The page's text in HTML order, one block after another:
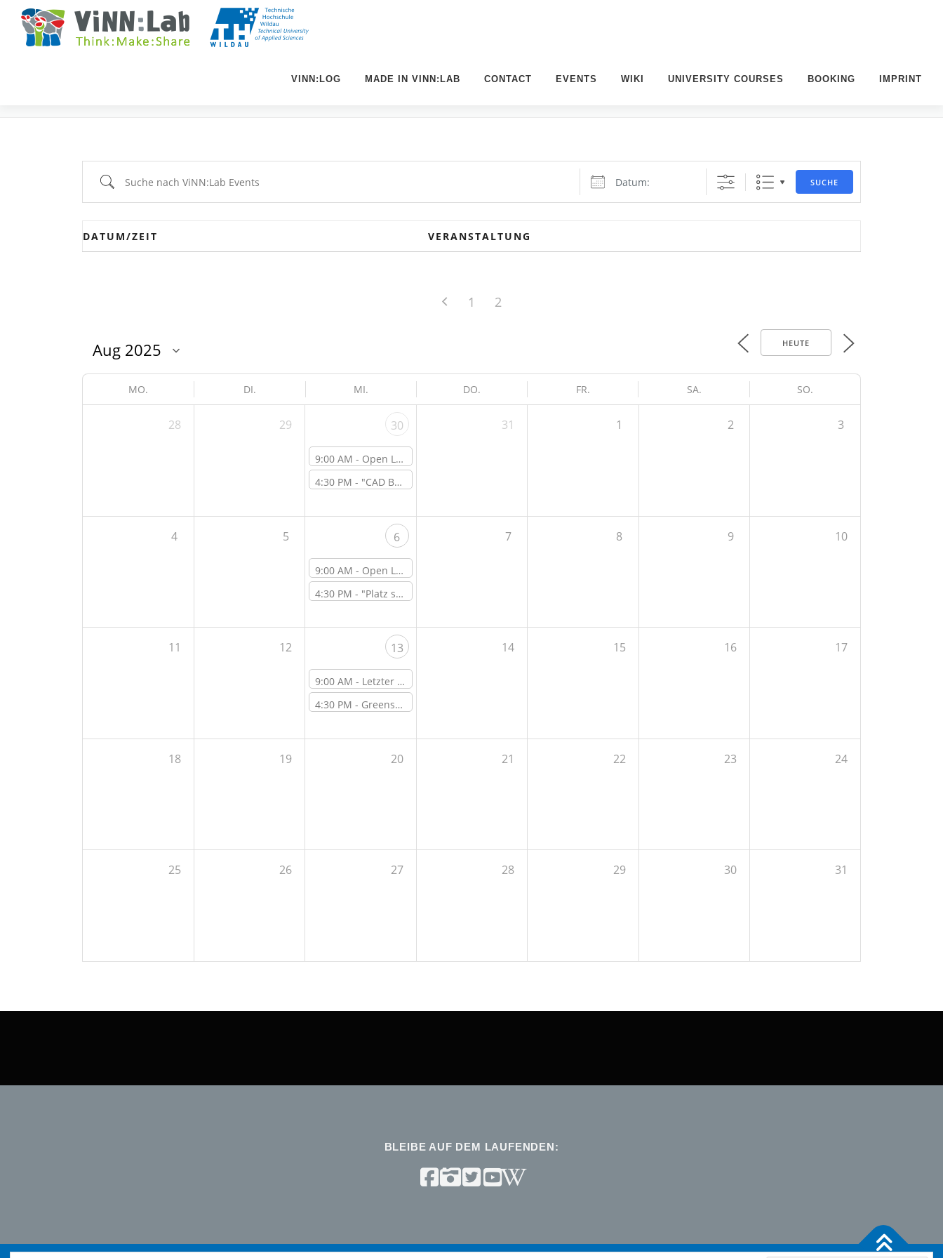
Inhalt
springen
VINN:LOG MADE IN VINN:LAB CONTACT EVENTS WIKI UNIVERSITY COURSES BOOKING IMPRINT
Suche nach ViNN:Lab Events Datum: SUCHE
DATUM/ZEIT VERANSTALTUNG
1 2
HEUTE
MO. DI. MI. DO. FR. SA. SO.
28 29 30
9:00 AM - Open Lab Day
4:30 PM - "CAD Basics mit Fusion 360" – Workshop vor Ort im ViNN:Lab
31 1 2 3
4 5 6
9:00 AM - Open Lab Day
4:30 PM - "Platz sparen & Atmosphäre schaffen – DIY Raumteiler mit vertikalem Grün" – Online-Workshop
7 8 9 10
11 12 13
9:00 AM - Letzter Open Lab Day vor der Sommerschließzeit
4:30 PM - Greenspace Event - Get-Together und Grill
14 15 16 17
18 19 20 21 22 23 24
25 26 27 28 29 30 31
BLEIBE AUF DEM LAUFENDEN: